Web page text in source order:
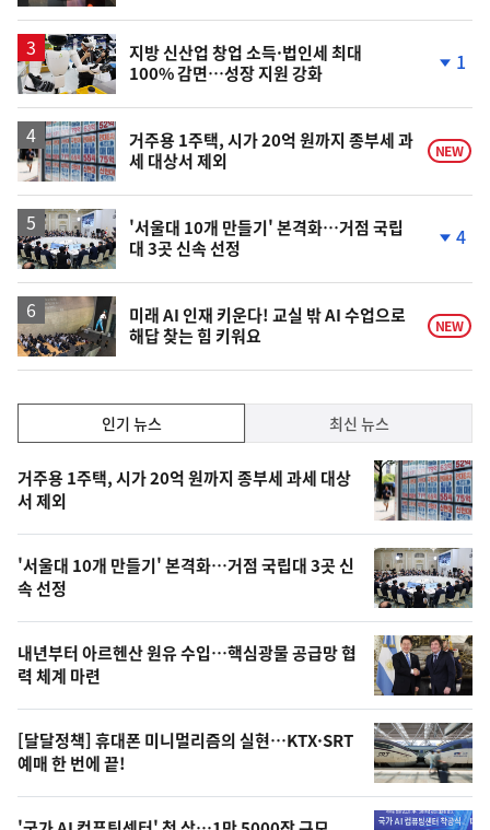
상
지방 신산업 창업 소득·법인세 최대
100% 감면…성장 지원 강화
하
락
1
거주용 1주택, 시가 20억 원까지 종부세 과
세 대상서 제외
NEW
'서울대 10개 만들기' 본격화…거점 국립
대 3곳 신속 선정
하
락
4
미래 AI 인재 키운다! 교실 밖 AI 수업으로
해답 찾는 힘 키워요
NEW
기,
최
신,
오
늘
의
영
상
오
늘
의
인기 뉴스 최신 뉴스
인
기
뉴
스
거주용 1주택, 시가 20억 원까지 종부세 과세 대상
서 제외
'서울대 10개 만들기' 본격화…거점 국립대 3곳 신
속 선정
내년부터 아르헨산 원유 수입…핵심광물 공급망 협
력 체계 마련
[달달정책] 휴대폰 미니멀리즘의 실현…KTX·SRT
예매 한 번에 끝!